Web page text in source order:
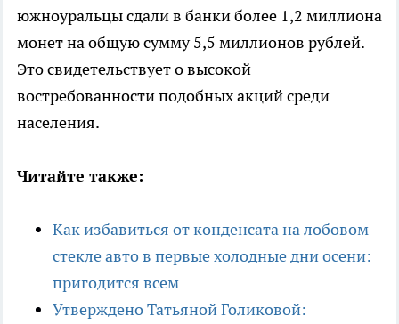
южноуральцы сдали в банки более 1,2 миллиона
монет на общую сумму 5,5 миллионов рублей.
Это свидетельствует о высокой
востребованности подобных акций среди
населения.
Читайте также:
Как избавиться от конденсата на лобовом
стекле авто в первые холодные дни осени:
пригодится всем
Утверждено Татьяной Голиковой: